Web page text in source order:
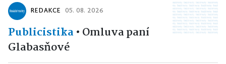
REDAKCE 05. 08. 2026
Publicistika• Omluva paní
Glabasňové